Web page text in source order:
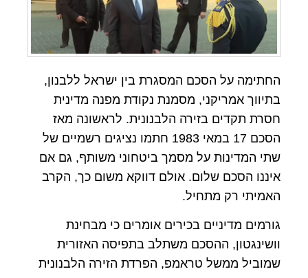
החתימה על הסכם המסגרת בין ישראל ללבנון,
בתיווך אמריקני, מסמנת נקודת מפנה מדינית
חסרת תקדים בזירה הלבנונית. לראשונה מאז
הסכם 17 במאי 1983 חתמו נציגים רשמיים של
שתי המדינות על מסמך ביטחוני משותף, גם אם
איננו הסכם שלום. אולם דווקא משום כך, הקרב
האמיתי רק מתחיל.
גורמים מדיניים בכירים אומרים כי מבחינת
וושינגטון, ההסכם משתלב בתפיסה האזורית
שמוביל ממשל טראמפ, הפרדת הזירה הלבנונית